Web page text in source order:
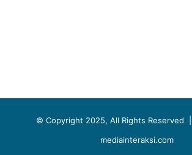
© Copyright 2025, All Rights Reserved |
mediainteraksi.com